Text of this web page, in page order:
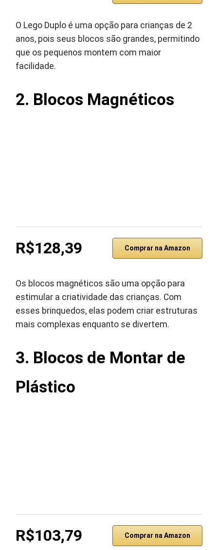
O Lego Duplo é uma opção para crianças de 2
anos, pois seus blocos são grandes, permitindo
que os pequenos montem com maior
facilidade.
2. Blocos Magnéticos
R$128,39 Comprar na Amazon
Os blocos magnéticos são uma opção para
estimular a criatividade das crianças. Com
esses brinquedos, elas podem criar estruturas
mais complexas enquanto se divertem.
3. Blocos de Montar de
Plástico
R$103,79 Comprar na Amazon